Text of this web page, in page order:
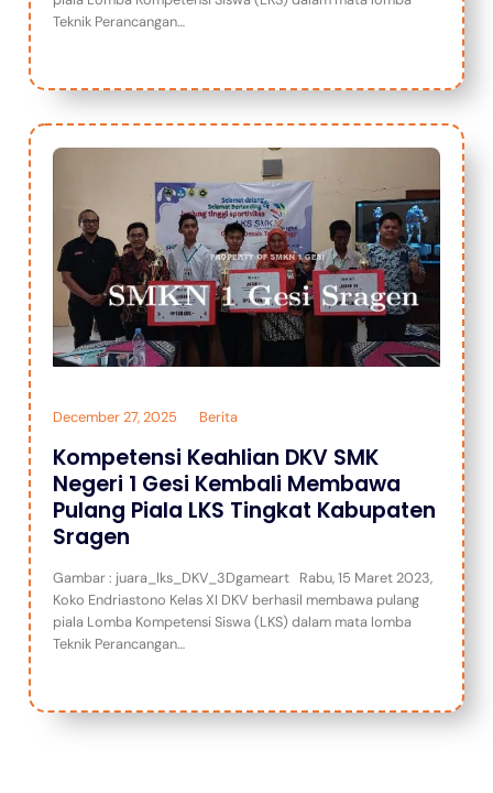
Teknik Perancangan…
December 27, 2025 Berita
Kompetensi Keahlian DKV SMK
Negeri 1 Gesi Kembali Membawa
Pulang Piala LKS Tingkat Kabupaten
Sragen
Gambar : juara_lks_DKV_3Dgameart Rabu, 15 Maret 2023,
Koko Endriastono Kelas XI DKV berhasil membawa pulang
piala Lomba Kompetensi Siswa (LKS) dalam mata lomba
Teknik Perancangan…